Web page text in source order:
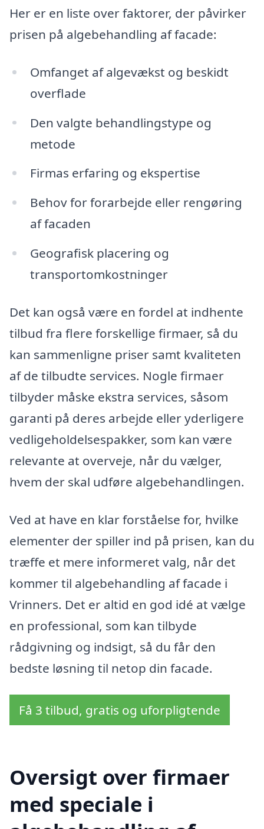
Her er en liste over faktorer, der påvirker
prisen på algebehandling af facade:
Omfanget af algevækst og beskidt
overflade
Den valgte behandlingstype og
metode
Firmas erfaring og ekspertise
Behov for forarbejde eller rengøring
af facaden
Geografisk placering og
transportomkostninger
Det kan også være en fordel at indhente
tilbud fra flere forskellige firmaer, så du
kan sammenligne priser samt kvaliteten
af de tilbudte services. Nogle firmaer
tilbyder måske ekstra services, såsom
garanti på deres arbejde eller yderligere
vedligeholdelsespakker, som kan være
relevante at overveje, når du vælger,
hvem der skal udføre algebehandlingen.
Ved at have en klar forståelse for, hvilke
elementer der spiller ind på prisen, kan du
træffe et mere informeret valg, når det
kommer til algebehandling af facade i
Vrinners. Det er altid en god idé at vælge
en professional, som kan tilbyde
rådgivning og indsigt, så du får den
bedste løsning til netop din facade.
Få 3 tilbud, gratis og uforpligtende
Oversigt over firmaer
med speciale i